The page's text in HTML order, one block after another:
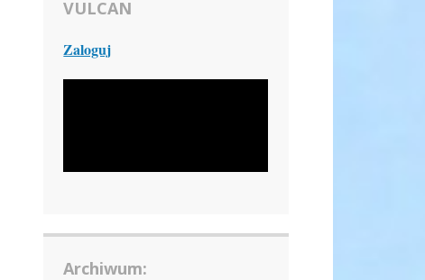
VULCAN
Zaloguj
Archiwum: